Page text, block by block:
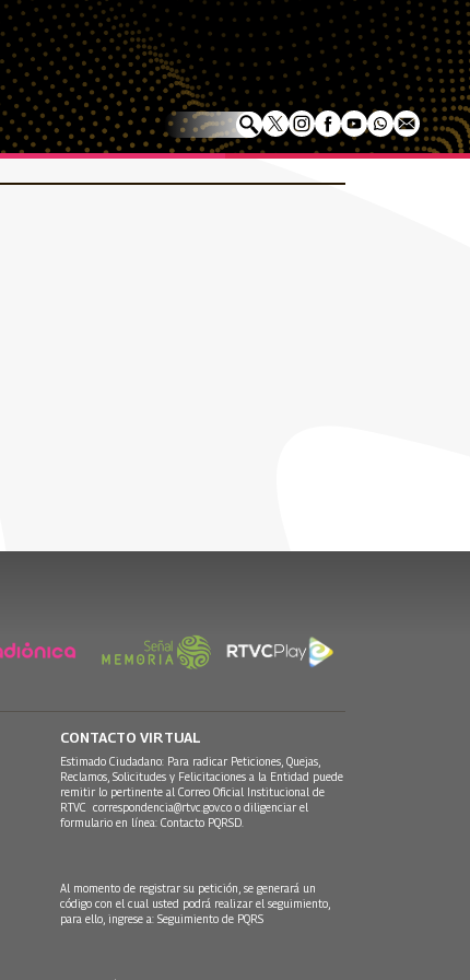
CONTACTO VIRTUAL
Estimado Ciudadano: Para radicar Peticiones, Quejas,
Reclamos, Solicitudes y Felicitaciones a la Entidad puede
remitir lo pertinente al Correo Oficial Institucional de
RTVC correspondencia@rtvc.gov.co o diligenciar el
formulario en línea: Contacto PQRSD.
Al momento de registrar su petición, se generará un
código con el cual usted podrá realizar el seguimiento,
para ello, ingrese a: Seguimiento de PQRS